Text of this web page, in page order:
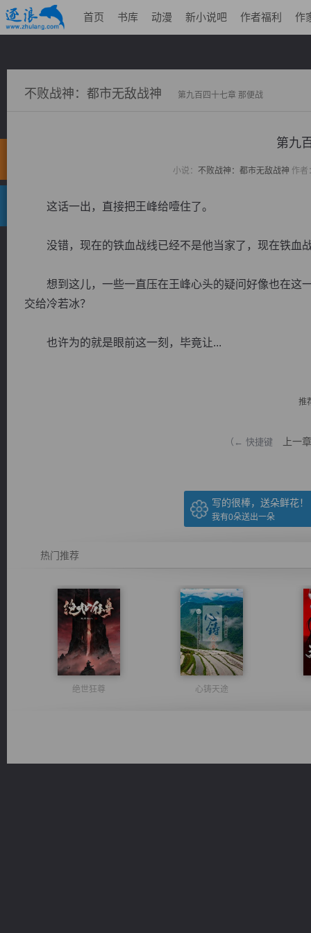
首页 书库 动漫 新小说吧 作者福利 作
不败战神：都市无敌战神 第九百四十七章 那便战
第九
小说： 不败战神：都市无敌战神 作者
这话一出，直接把王峰给噎住了。
没错，现在的铁血战线已经不是他当家了，现在铁血
想到这儿，一些一直压在王峰心头的疑问好像也在这
交给冷若冰？
也许为的就是眼前这一刻，毕竟让...
推
（← 快捷键 上一章
写的很棒，送朵鲜花！
我有0朵送出一朵
热门推荐
绝世狂尊 心铸天途